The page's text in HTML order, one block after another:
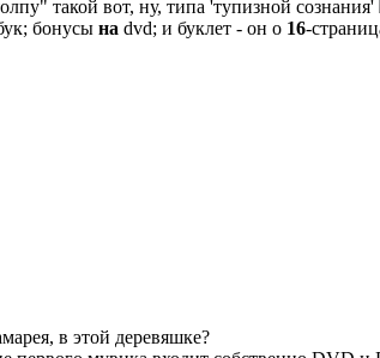
такой вот, ну, типа 'тупизной сознания'
бонусы на dvd; и буклет - он о 16-
в этой деревяшке?